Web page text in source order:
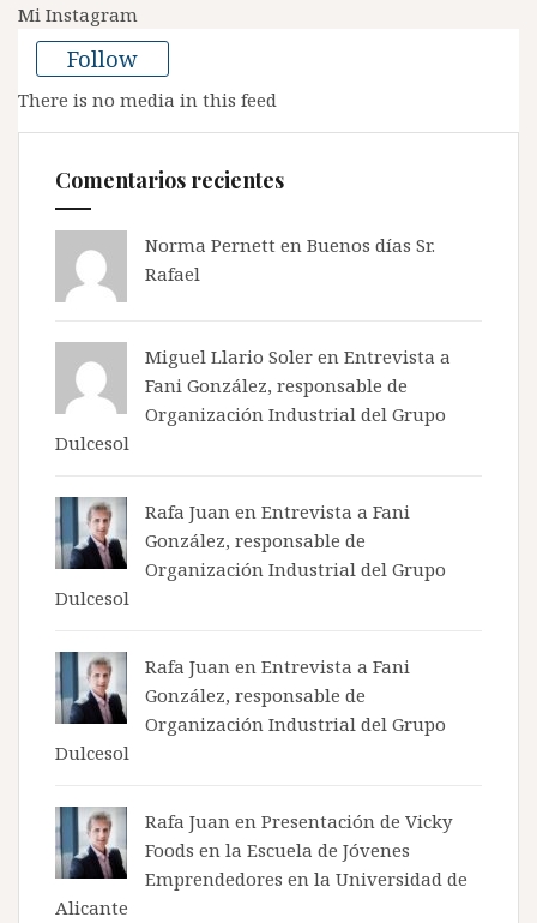
Mi Instagram
Follow
There is no media in this feed
Comentarios recientes
Norma Pernett en Buenos días Sr.
Rafael
Miguel Llario Soler en Entrevista a
Fani González, responsable de
Organización Industrial del Grupo
Dulcesol
Rafa Juan en Entrevista a Fani
González, responsable de
Organización Industrial del Grupo
Dulcesol
Rafa Juan en Entrevista a Fani
González, responsable de
Organización Industrial del Grupo
Dulcesol
Rafa Juan en Presentación de Vicky
Foods en la Escuela de Jóvenes
Emprendedores en la Universidad de
Alicante